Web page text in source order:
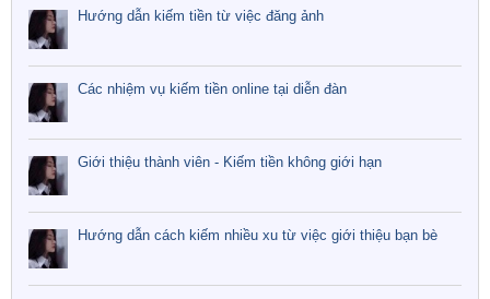
Hướng dẫn kiếm tiền từ việc đăng ảnh
Các nhiệm vụ kiếm tiền online tại diễn đàn
Giới thiệu thành viên - Kiếm tiền không giới hạn
Hướng dẫn cách kiếm nhiều xu từ việc giới thiệu bạn bè